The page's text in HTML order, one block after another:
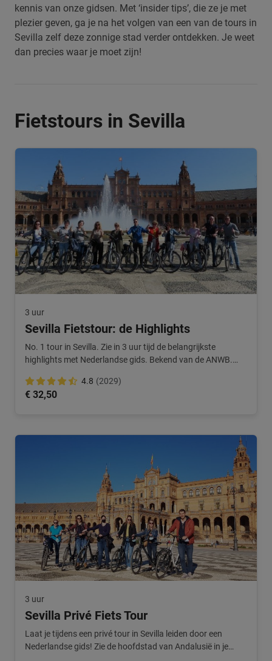
kennis van onze gidsen. Met ‘insider tips’, die ze je met
plezier geven, ga je na het volgen van een van de tours in
Sevilla zelf deze zonnige stad verder ontdekken. Je weet
dan precies waar je moet zijn!
Fietstours in Sevilla
3 uur
Sevilla Fietstour: de Highlights
No. 1 tour in Sevilla. Zie in 3 uur tijd de belangrijkste
highlights met Nederlandse gids. Bekend van de ANWB.
4.8 (2029)
€ 32,50
3 uur
Sevilla Privé Fiets Tour
Laat je tijdens een privé tour in Sevilla leiden door een
Nederlandse gids! Zie de hoofdstad van Andalusië in je